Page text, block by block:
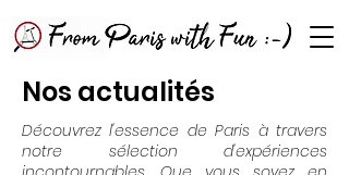
Nos actualités
Découvrez l'essence de Paris à travers
notre sélection d'expériences